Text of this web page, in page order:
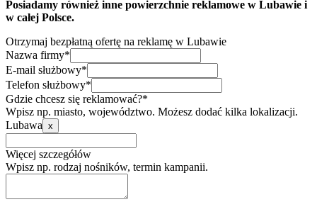
Posiadamy również inne powierzchnie reklamowe w Lubawie i
w całej Polsce.
Otrzymaj bezpłatną ofertę na reklamę w Lubawie
Nazwa firmy*
E-mail służbowy*
Telefon służbowy*
Gdzie chcesz się reklamować?*
Wpisz np. miasto, województwo. Możesz dodać kilka lokalizacji.
Lubawa x
Więcej szczegółów
Wpisz np. rodzaj nośników, termin kampanii.